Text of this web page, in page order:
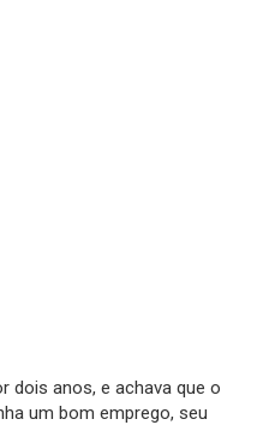
dois anos, e achava que o
um bom emprego, seu